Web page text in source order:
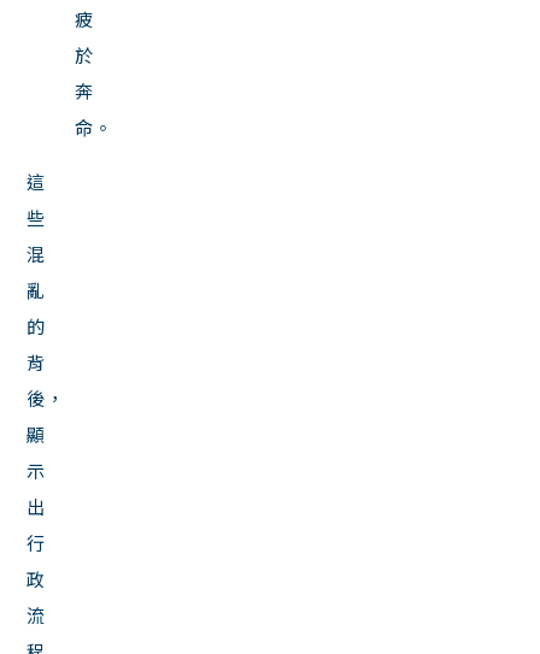
疲
於
奔
命。
這
些
混
亂
的
背
後，
顯
示
出
行
政
流